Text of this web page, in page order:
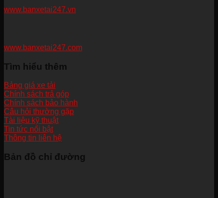
www.banxetai247.vn
www.banxetai247.com
Tìm hiểu thêm
Bảng giá xe tải
Chính sách trả góp
Chính sách bảo hành
Câu hỏi thường gặp
Tài liệu kỹ thuật
Tin tức nổi bật
Thông tin liên hệ
Bản đồ chỉ đường